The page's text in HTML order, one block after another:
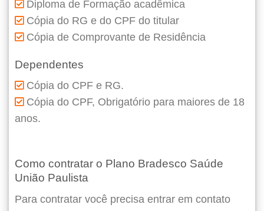
Diploma de Formação acadêmica
Cópia do RG e do CPF do titular
Cópia de Comprovante de Residência
Dependentes
Cópia do CPF e RG.
Cópia do CPF, Obrigatório para maiores de 18
anos.
Como contratar o Plano Bradesco Saúde
União Paulista
Para contratar você precisa entrar em contato